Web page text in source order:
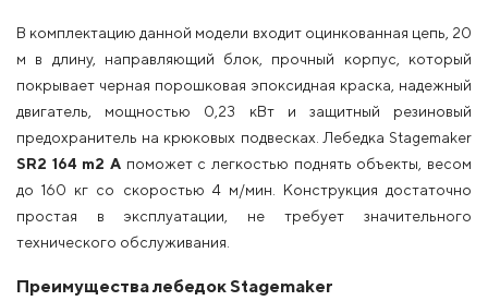
В комплектацию данной модели входит оцинкованная цепь, 20
м в длину, направляющий блок, прочный корпус, который
покрывает черная порошковая эпоксидная краска, надежный
двигатель, мощностью 0,23 кВт и защитный резиновый
предохранитель на крюковых подвесках. Лебедка Stagemaker
SR2 164 m2 A поможет с легкостью поднять объекты, весом
до 160 кг со скоростью 4 м/мин. Конструкция достаточно
простая в эксплуатации, не требует значительного
технического обслуживания.
Преимущества лебедок Stagemaker